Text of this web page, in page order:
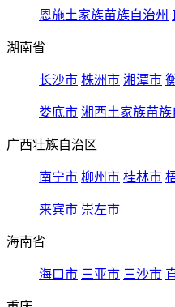
恩施土家族苗族自治州
湖南省
长沙市 株洲市 湘潭市
娄底市 湘西土家族苗族
广西壮族自治区
南宁市 柳州市 桂林市
来宾市 崇左市
海南省
海口市 三亚市 三沙市